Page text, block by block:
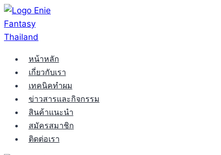
Skip
to
content
หน้าหลัก
เกี่ยวกับเรา
เทคนิคทำผม
ข่าวสารและกิจกรรม
สินค้าแนะนำ
สมัครสมาชิก
ติดต่อเรา